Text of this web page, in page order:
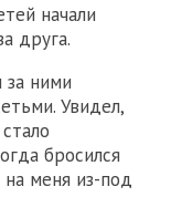
начали
друга.
за ними
Увидел,
бросился
меня из-под